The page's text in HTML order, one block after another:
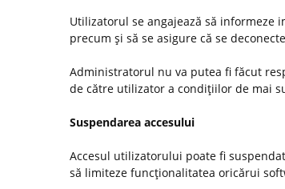
Utilizatorul se angajează să
precum şi să se asigure că se
Administratorul nu va putea fi făcut
de către utilizator a condiţiilor de mai
Suspendarea accesului
Accesul utilizatorului poate fi
să limiteze funcţionalitatea oricărui